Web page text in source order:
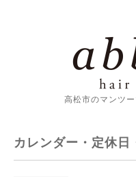
高松市のマンツ
カレンダー・定休日